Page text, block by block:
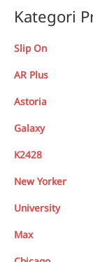
Kategori
Slip On
AR Plus
Astoria
Galaxy
K2428
New Yorker
University
Max